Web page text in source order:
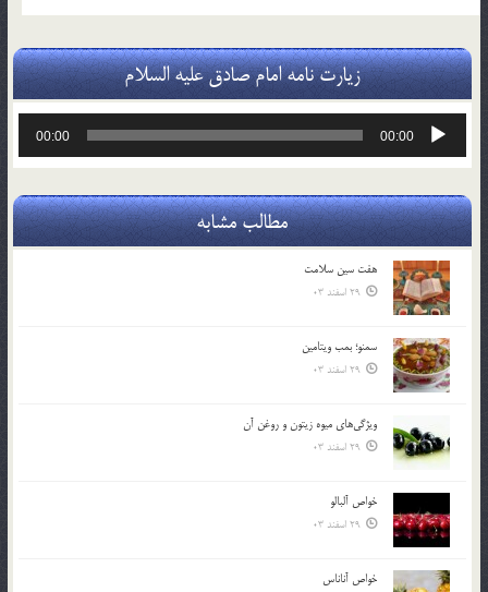
زیارت نامه امام صادق علیه السلام
پخش‌کننده
00:00
00:00
مطالب مشابه
هفت سين سلامت
29 اسفند 03
سمنو؛ بمب ويتامين
29 اسفند 03
ويژگي‌هاي ميوه زيتون و روغن آن
29 اسفند 03
خواص آلبالو
29 اسفند 03
خواص آناناس